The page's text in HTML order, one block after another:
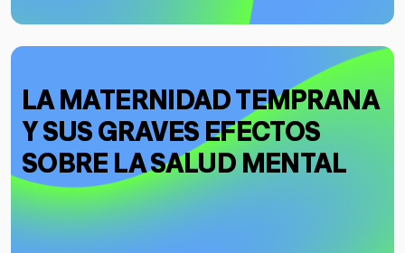
LA MATERNIDAD TEMPRANA
Y SUS GRAVES EFECTOS
SOBRE LA SALUD MENTAL